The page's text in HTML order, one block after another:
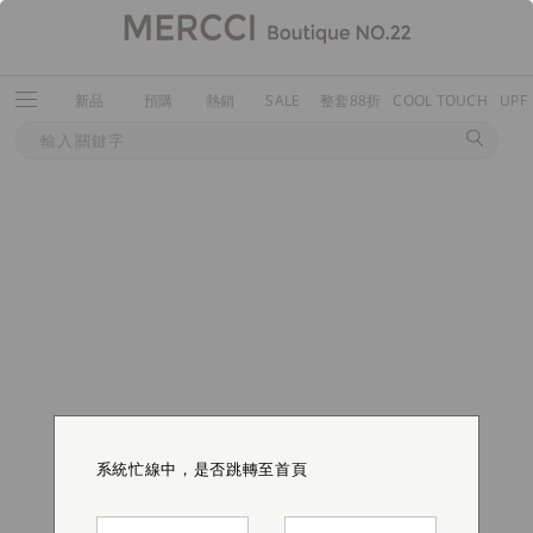
新品 預購 熱銷 SALE 整套88折 COOL TOUCH
系統忙線中，是否跳轉至首頁
系統忙線中，是否跳轉至首頁
系統忙線中，是否跳轉至首頁
系統忙線中，是否跳轉至首頁
系統忙線中，是否跳轉至首頁